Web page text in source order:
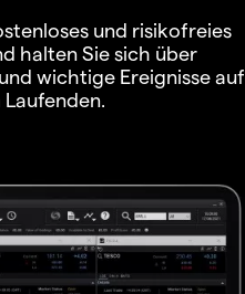
und risikofreies
halten Sie sich über
wichtige Ereignisse auf